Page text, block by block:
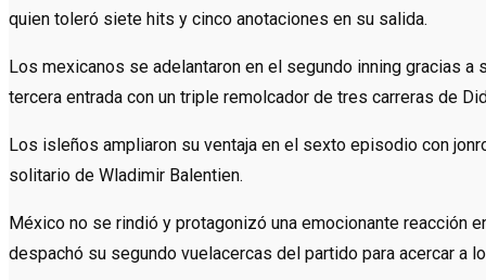
quien toleró siete hits y cinco anotaciones en su salida.
Los mexicanos se adelantaron en el segundo inning gracias
tercera entrada con un triple remolcador de tres carreras de
Los isleños ampliaron su ventaja en el sexto episodio con
solitario de Wladimir Balentien.
México no se rindió y protagonizó una emocionante reacción
despachó su segundo vuelacercas del partido para acercar a